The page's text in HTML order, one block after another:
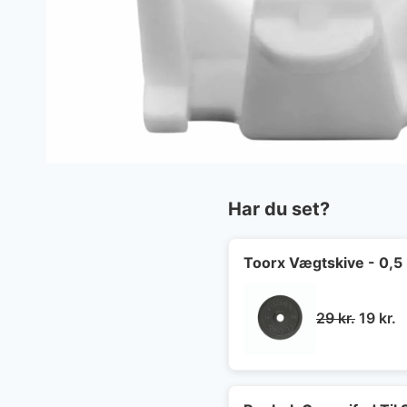
Har du set?
Toorx Vægtskive - 0,5
29kr. Den
19 kr.